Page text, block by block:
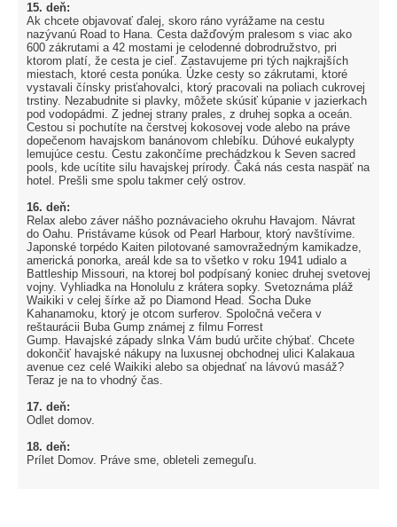
15. deň:
Ak chcete objavovať ďalej, skoro ráno vyrážame na cestu
nazývanú Road to Hana. Cesta dažďovým pralesom s viac ako
600 zákrutami a 42 mostami je celodenné dobrodružstvo, pri
ktorom platí, že cesta je cieľ. Zastavujeme pri tých najkrajších
miestach, ktoré cesta ponúka. Úzke cesty so zákrutami, ktoré
vystavali čínsky prisťahovalci, ktorý pracovali na poliach cukrovej
trstiny. Nezabudnite si plavky, môžete skúsiť kúpanie v jazierkach
pod vodopádmi. Z jednej strany prales, z druhej sopka a oceán.
Cestou si pochutíte na čerstvej kokosovej vode alebo na práve
dopečenom havajskom banánovom chlebíku. Dúhové eukalypty
lemujúce cestu. Cestu zakončíme prechádzkou k Seven sacred
pools, kde ucítite silu havajskej prírody. Čaká nás cesta naspäť na
hotel. Prešli sme spolu takmer celý ostrov.
16. deň:
Relax alebo záver nášho poznávacieho okruhu Havajom. Návrat
do Oahu. Pristávame kúsok od Pearl Harbour, ktorý navštívime.
Japonské torpédo Kaiten pilotované samovražedným kamikadze,
americká ponorka, areál kde sa to všetko v roku 1941 udialo a
Battleship Missouri, na ktorej bol podpísaný koniec druhej svetovej
vojny. Vyhliadka na Honolulu z krátera sopky. Svetoznáma pláž
Waikiki v celej šírke až po Diamond Head. Socha Duke
Kahanamoku, ktorý je otcom surferov. Spoločná večera v
reštaurácii Buba Gump známej z filmu Forrest
Gump. Havajské západy slnka Vám budú určite chýbať. Chcete
dokončiť havajské nákupy na luxusnej obchodnej ulici Kalakaua
avenue cez celé Waikiki alebo sa objednať na lávovú masáž?
Teraz je na to vhodný čas.
17. deň:
Odlet domov.
18. deň:
Prílet Domov. Práve sme, obleteli zemeguľu.